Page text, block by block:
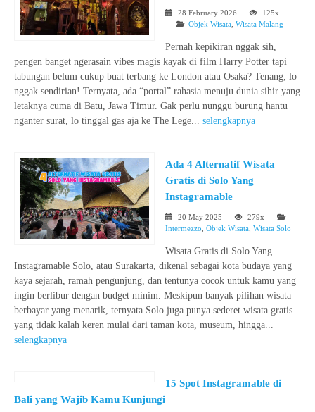
28 February 2026
125x
Objek Wisata Wisata Malang
Pernah kepikiran nggak sih,
pengen banget ngerasain vibes magis kayak di film Harry Potter tapi
tabungan belum cukup buat terbang ke London atau Osaka? Tenang, lo
nggak sendirian! Ternyata, ada “portal” rahasia menuju dunia sihir yang
letaknya cuma di Batu, Jawa Timur. Gak perlu nunggu burung hantu
nganter surat, lo tinggal gas aja ke The Lege... selengkapnya
Ada 4 Alternatif Wisata
Gratis di Solo Yang
Instagramable
20 May 2025
279x
Intermezzo Objek Wisata Wisata Solo
Wisata Gratis di Solo Yang
Instagramable Solo, atau Surakarta, dikenal sebagai kota budaya yang
kaya sejarah, ramah pengunjung, dan tentunya cocok untuk kamu yang
ingin berlibur dengan budget minim. Meskipun banyak pilihan wisata
berbayar yang menarik, ternyata Solo juga punya sederet wisata gratis
yang tidak kalah keren mulai dari taman kota, museum, hingga...
selengkapnya
15 Spot Instagramable di
Bali yang Wajib Kamu Kunjungi